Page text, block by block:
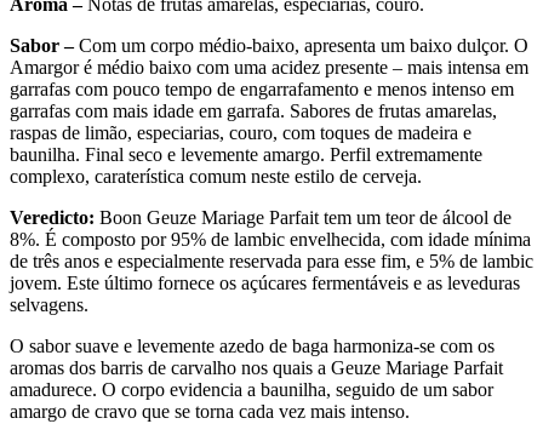
Aroma –Notas de frutas amarelas, especiarias, couro.
Sabor –Com um corpo médio-baixo, apresenta um baixo dulçor. O
Amargor é médio baixo com uma acidez presente – mais intensa em
garrafas com pouco tempo de engarrafamento e menos intenso em
garrafas com mais idade em garrafa. Sabores de frutas amarelas,
raspas de limão, especiarias, couro, com toques de madeira e
baunilha. Final seco e levemente amargo. Perfil extremamente
complexo, caraterística comum neste estilo de cerveja.
Veredicto: Boon Geuze Mariage Parfait tem um teor de álcool de
8%. É composto por 95% de lambic envelhecida, com idade mínima
de três anos e especialmente reservada para esse fim, e 5% de lambic
jovem. Este último fornece os açúcares fermentáveis ​​e as leveduras
selvagens.
O sabor suave e levemente azedo de baga harmoniza-se com os
aromas dos barris de carvalho nos quais a Geuze Mariage Parfait
amadurece. O corpo evidencia a baunilha, seguido de um sabor
amargo de cravo que se torna cada vez mais intenso.